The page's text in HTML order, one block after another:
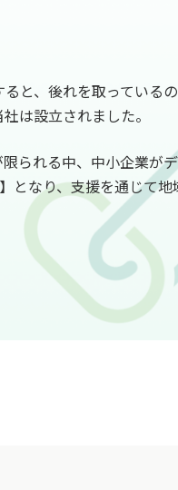
と、後れを取っている
は設立されました。
られる中、中小企業が
となり、支援を通じて地